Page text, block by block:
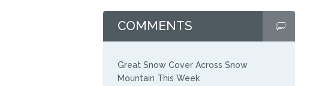
COMMENTS
Great Snow Cover Across Snow
Mountain This Week